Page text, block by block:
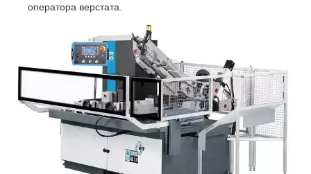
оператора верстата.